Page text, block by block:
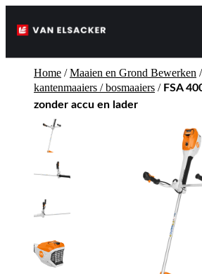
Home /Maaien en Grond Bewerken /
kantenmaaiers / bosmaaiers / FSA
zonder accu en lader